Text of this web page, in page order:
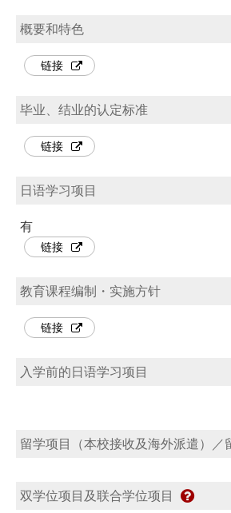
概要和特色
链接
毕业、结业的认定标准
链接
日语学习项目
有
链接
教育课程编制・实施方针
链接
入学前的日语学习项目
留学项目（本校接收及海外派遣）／
双学位项目及联合学位项目